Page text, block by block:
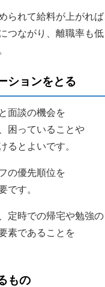
られて給料が上がれば
つながり、離職率も低
ションをとる
面談の機会を
困っていることや
るとよいです。
の優先順位を
です。
定時での帰宅や勉強の
素であることを
もの